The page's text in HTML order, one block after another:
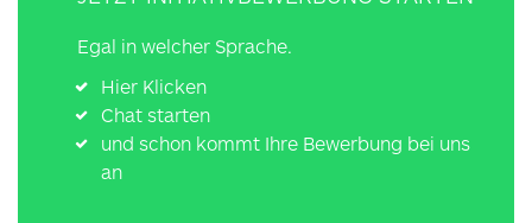
Egal in welcher Sprache.
Hier Klicken
Chat starten
und schon kommt Ihre Bewerbung bei uns
an